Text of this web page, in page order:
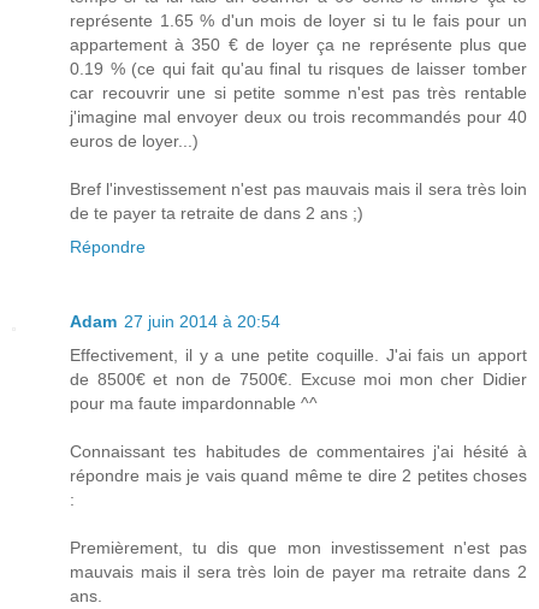
représente 1.65 % d'un mois de loyer si tu le fais pour un
appartement à 350 € de loyer ça ne représente plus que
0.19 % (ce qui fait qu'au final tu risques de laisser tomber
car recouvrir une si petite somme n'est pas très rentable
j'imagine mal envoyer deux ou trois recommandés pour 40
euros de loyer...)
Bref l'investissement n'est pas mauvais mais il sera très loin
de te payer ta retraite de dans 2 ans ;)
Répondre
Adam 27 juin 2014 à 20:54
Effectivement, il y a une petite coquille. J'ai fais un apport
de 8500€ et non de 7500€. Excuse moi mon cher Didier
pour ma faute impardonnable ^^
Connaissant tes habitudes de commentaires j'ai hésité à
répondre mais je vais quand même te dire 2 petites choses
:
Premièrement, tu dis que mon investissement n'est pas
mauvais mais il sera très loin de payer ma retraite dans 2
ans.